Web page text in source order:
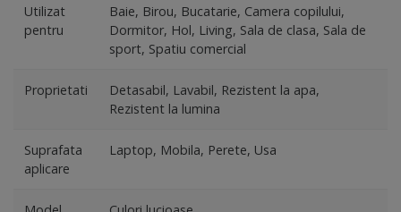
Utilizat
pentru
Baie, Birou, Bucatarie, Camera copilului,
Dormitor, Hol, Living, Sala de clasa, Sala de
sport, Spatiu comercial
Proprietati
Detasabil, Lavabil, Rezistent la apa,
Rezistent la lumina
Suprafata
aplicare
Laptop, Mobila, Perete, Usa